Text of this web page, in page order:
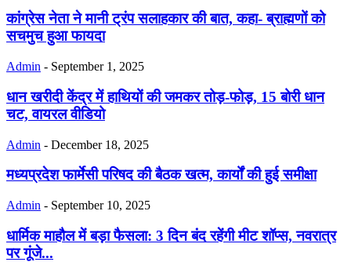
कांग्रेस नेता ने मानी ट्रंप सलाहकार की बात, कहा- ब्राह्मणों को
सचमुच हुआ फायदा
Admin - September 1, 2025
धान खरीदी केंद्र में हाथियों की जमकर तोड़-फोड़, 15 बोरी धान
चट, वायरल वीडियो
Admin - December 18, 2025
मध्यप्रदेश फार्मेसी परिषद की बैठक खत्म, कार्यों की हुई समीक्षा
Admin - September 10, 2025
धार्मिक माहौल में बड़ा फैसला: 3 दिन बंद रहेंगी मीट शॉप्स, नवरात्र
पर गूंजे...